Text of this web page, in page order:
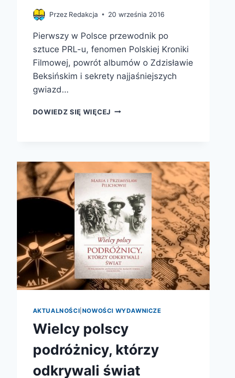
Przez Redakcja 20 września 2016
Pierwszy w Polsce przewodnik po
sztuce PRL-u, fenomen Polskiej Kroniki
Filmowej, powrót albumów o Zdzisławie
Beksińskim i sekrety najjaśniejszych
gwiazd…
DOWIEDZ SIĘ WIĘCEJ WYDAWNICTWO
AKTUALNOŚCI NOWOŚCI WYDAWNICZE
Wielcy polscy
podróżnicy, którzy
odkrywali świat